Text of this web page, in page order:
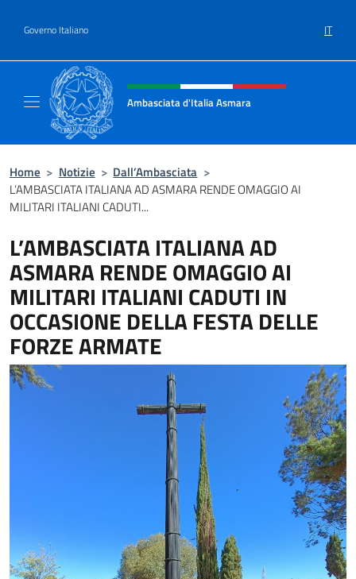
Governo Italiano IT
Intestazione sito, social e menù
Ambasciata d'Italia Asmara
Home > Notizie > Dall’Ambasciata >
L’AMBASCIATA ITALIANA AD ASMARA RENDE OMAGGIO AI
MILITARI ITALIANI CADUTI...
L’AMBASCIATA ITALIANA AD
ASMARA RENDE OMAGGIO AI
MILITARI ITALIANI CADUTI IN
OCCASIONE DELLA FESTA DELLE
FORZE ARMATE